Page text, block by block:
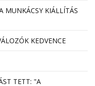
MUNKÁCSY KIÁLLÍTÁS
KEDVENCE
TETT: "A